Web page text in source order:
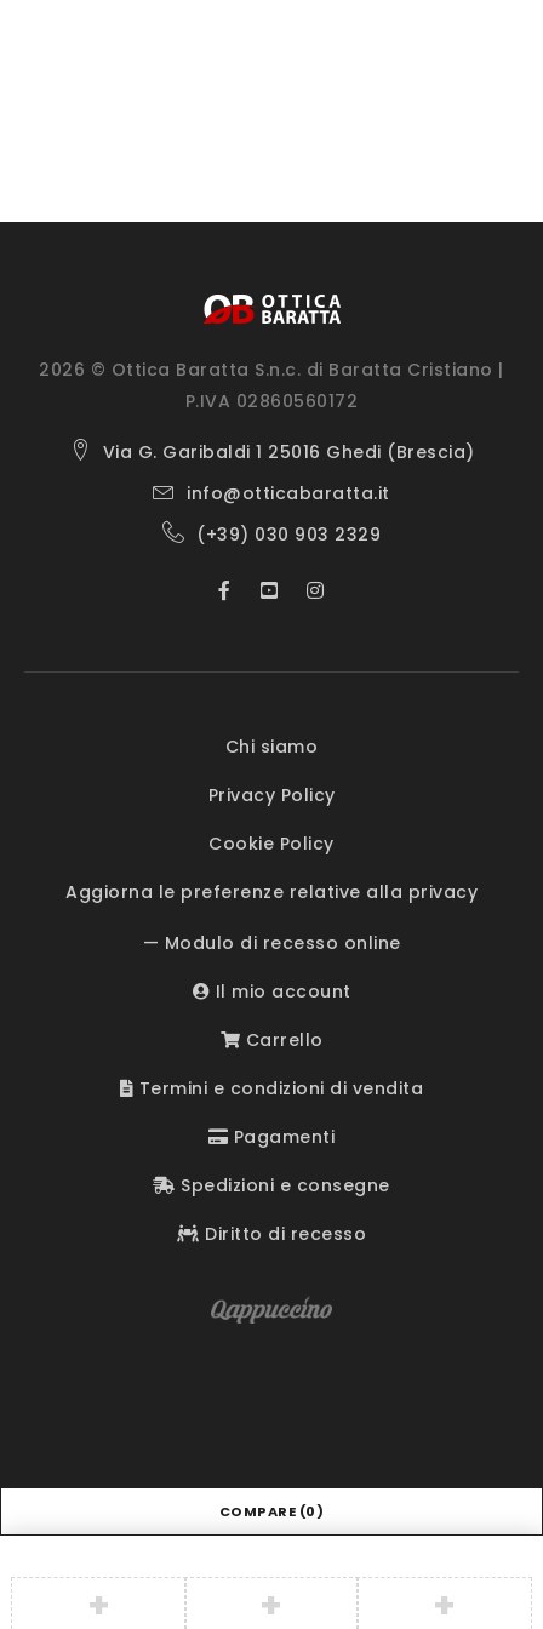
2026 © Ottica Baratta S.n.c. di Baratta Cristiano |
P.IVA 02860560172
Via G. Garibaldi 1 25016 Ghedi (Brescia)
info@otticabaratta.it
(+39) 030 903 2329
Chi siamo
Privacy Policy
Cookie Policy
Aggiorna le preferenze relative alla privacy
— Modulo di recesso online
Il mio account
Carrello
Termini e condizioni di vendita
Pagamenti
Spedizioni e consegne
Diritto di recesso
COMPARE (0)